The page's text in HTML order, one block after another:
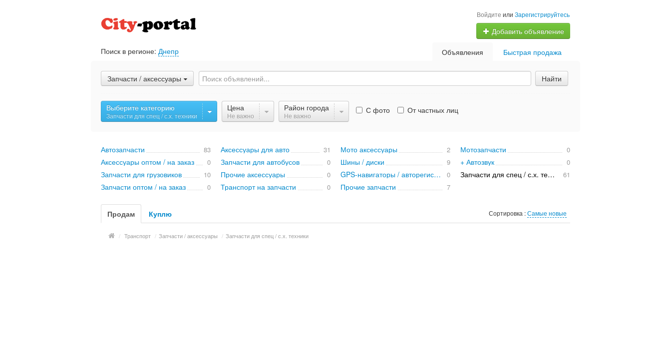
Войдите или Зарегистрируйтесь
Добавить объявление
Поиск в регионе: Днепр Быстрая продажа
Объявления
Запчасти / аксессуары Найти
Выберите категорию
Запчасти для спец / с.х. техники
Цена
Не важно
Район города
Не важно
С фото От частных лиц
Автозапчасти 83 Аксессуары для авто 31 Мото аксессуары 2 Мотозапчасти 0
Аксессуары оптом / на заказ 0 Запчасти для автобусов 0 Шины / диски 9 + Автозвук 0
Запчасти для грузовиков 10 Прочие аксессуары 0 GPS-навигаторы / авторегистраторы 0 Запчасти для спец / с.х. техники 61
Запчасти оптом / на заказ 0 Транспорт на запчасти 0 Прочие запчасти 7
Продам Куплю Сортировка :Самые новые
/ Транспорт / Запчасти / аксессуары / Запчасти для спец / с.х. техники